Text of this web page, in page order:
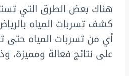
هناك بعض الطرق التي
كشف تسربات المياه
أي من تسربات المياه حتى
على نتائج فعالة ومميزة،